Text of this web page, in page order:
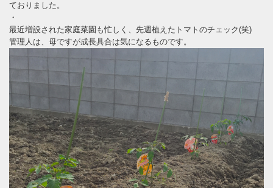
ておりました。
・
最近増設された家庭菜園も忙しく、先週植えたトマトのチェック(笑)
管理人は、母ですが成長具合は気になるものです。